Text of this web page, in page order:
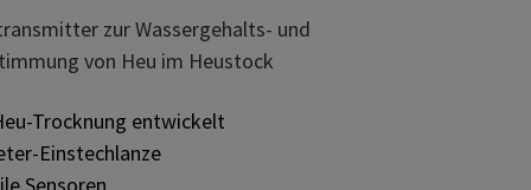
zur Wassergehalts- und
von Heu im Heustock
Trocknung entwickelt
Einstechlanze
Sensoren